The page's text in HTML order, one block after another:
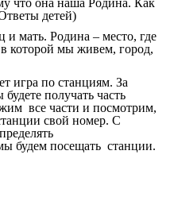
детей)
и мать. Родина – место, где
которой мы живем, город,
игра по станциям. За
получать часть
все части и посмотрим,
свой номер. С
будем посещать станции.